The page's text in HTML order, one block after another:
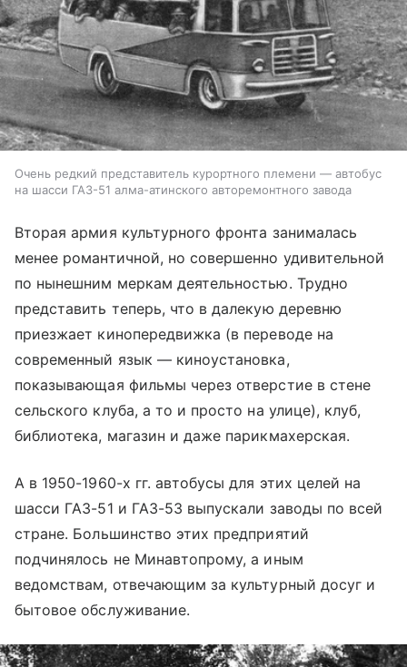
Очень редкий представитель курортного племени — автобус
на шасси ГАЗ-51 алма-атинского авторемонтного завода
Вторая армия культурного фронта занималась
менее романтичной, но совершенно удивительной
по нынешним меркам деятельностью. Трудно
представить теперь, что в далекую деревню
приезжает кинопередвижка (в переводе на
современный язык — киноустановка,
показывающая фильмы через отверстие в стене
сельского клуба, а то и просто на улице), клуб,
библиотека, магазин и даже парикмахерская.
А в 1950-1960-х гг. автобусы для этих целей на
шасси ГАЗ-51 и ГАЗ-53 выпускали заводы по всей
стране. Большинство этих предприятий
подчинялось не Минавтопрому, а иным
ведомствам, отвечающим за культурный досуг и
бытовое обслуживание.